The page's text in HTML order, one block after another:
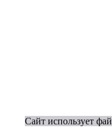
Сайт использует